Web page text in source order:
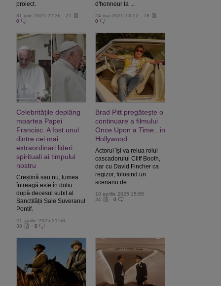
proiect.
31 iulie 2025 22:36
21
0
d'honneur la ...
24 mai 2025 13:52
78
0
Celebritățile deplâng
moartea Papei
Francisc. A fost unul
dintre cei mai
extraordinari lideri
spirituali ai timpului
nostru
Creștină sau nu, lumea
întreagă este în doliu
după decesul subit al
Sanctității Sale Suveranul
Pontif.
21 aprilie 2025 21:53
38
0
Brad Pitt pregătește o
continuare a filmului
Once Upon a Time...in
Hollywood
Actorul își va relua rolul
cascadorului Cliff Booth,
dar cu David Fincher ca
regizor, folosind un
scenariu de ...
10 aprilie 2025 15:55
34
0